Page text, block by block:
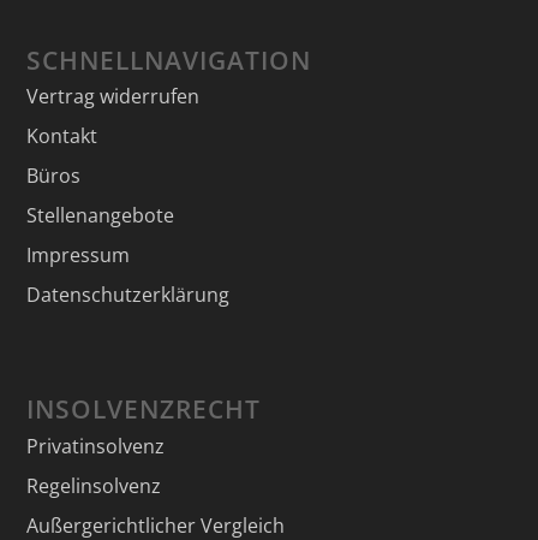
SCHNELLNAVIGATION
Vertrag widerrufen
Kontakt
Büros
Stellenangebote
Impressum
Datenschutzerklärung
INSOLVENZRECHT
Privatinsolvenz
Regelinsolvenz
Außergerichtlicher Vergleich